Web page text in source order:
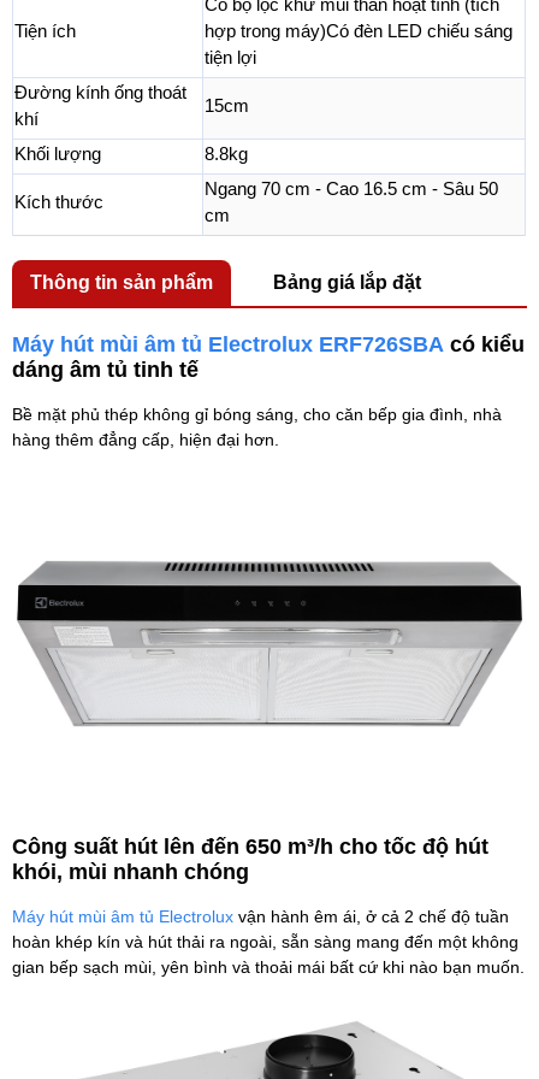
Tiện ích
Có bộ lọc khử mùi than hoạt tính (tích
hợp trong máy)Có đèn LED chiếu sáng
tiện lợi
Đường kính ống thoát
khí
15cm
Khối lượng 8.8kg
Kích thước
Ngang 70 cm - Cao 16.5 cm - Sâu 50
cm
Thông tin sản phẩm Bảng giá lắp đặt
Máy hút mùi âm tủ Electrolux ERF726SBA có kiểu
dáng âm tủ tinh tế
Bề mặt phủ thép không gỉ bóng sáng, cho căn bếp gia đình, nhà
hàng thêm đẳng cấp, hiện đại hơn.
Công suất hút lên đến 650 m³/h cho tốc độ hút
khói, mùi nhanh chóng
Máy hút mùi âm tủ Electrolux vận hành êm ái, ở cả 2 chế độ tuần
hoàn khép kín và hút thải ra ngoài, sẵn sàng mang đến một không
gian bếp sạch mùi, yên bình và thoải mái bất cứ khi nào bạn muốn.